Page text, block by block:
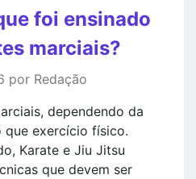
foi ensinado
marciais?
por Redação
dependendo da
que exercício físico.
Karate e Jiu Jitsu
que devem ser